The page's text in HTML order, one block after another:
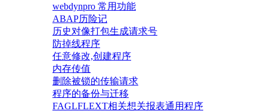
webdynpro 常用功能
ABAP历险记
历史对像打包生成请求号
防掉线程序
任意修改,创建程序
内存传值
删除被锁的传输请求
程序的备份与迁移
FAGLFLEXT相关想关报表通用程序